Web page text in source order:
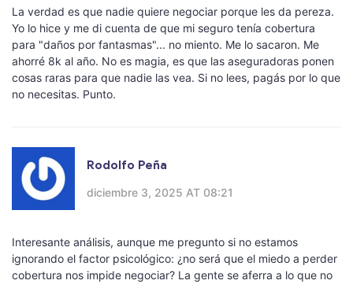
La verdad es que nadie quiere negociar porque les da pereza.
Yo lo hice y me di cuenta de que mi seguro tenía cobertura
para "daños por fantasmas"... no miento. Me lo sacaron. Me
ahorré 8k al año. No es magia, es que las aseguradoras ponen
cosas raras para que nadie las vea. Si no lees, pagás por lo que
no necesitas. Punto.
Rodolfo Peña
diciembre 3, 2025 AT 08:21
Interesante análisis, aunque me pregunto si no estamos
ignorando el factor psicológico: ¿no será que el miedo a perder
cobertura nos impide negociar? La gente se aferra a lo que no